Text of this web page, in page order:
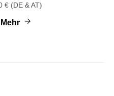
€ (DE & AT)
Mehr